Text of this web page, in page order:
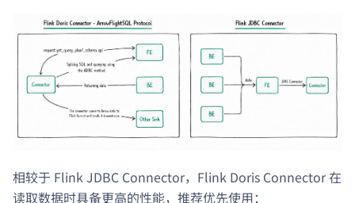
相较于 Flink JDBC Connector，Flink Doris Connector 在
读取数据时具备更高的性能，推荐优先使用：